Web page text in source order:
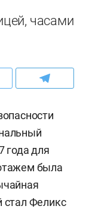
часами
года для
была
стал Феликс